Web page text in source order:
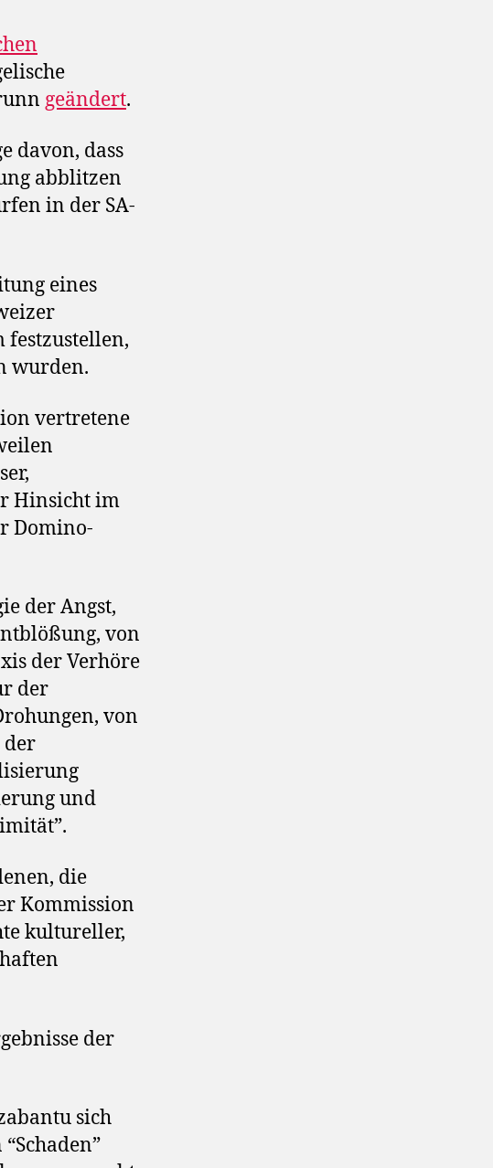
geändert.
davon, dass
abblitzen
in der SA-
eines
festzustellen,
wurden.
vertretene
Hinsicht im
Domino-
der Angst,
von
der Verhöre
der
von
der
und
die
Kommission
kultureller,
der
sich